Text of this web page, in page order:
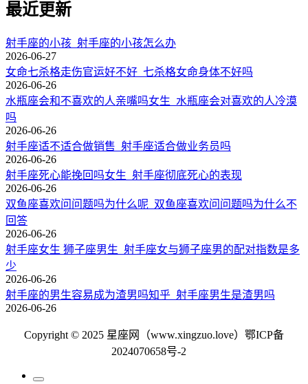
最近更新
射手座的小孩_射手座的小孩怎么办
2026-06-27
女命七杀格走伤官运好不好_七杀格女命身体不好吗
2026-06-26
水瓶座会和不喜欢的人亲嘴吗女生_水瓶座会对喜欢的人冷漠
吗
2026-06-26
射手座适不适合做销售_射手座适合做业务员吗
2026-06-26
射手座死心能挽回吗女生_射手座彻底死心的表现
2026-06-26
双鱼座喜欢问问题吗为什么呢_双鱼座喜欢问问题吗为什么不
回答
2026-06-26
射手座女生 狮子座男生_射手座女与狮子座男的配对指数是多
少
2026-06-26
射手座的男生容易成为渣男吗知乎_射手座男生是渣男吗
2026-06-26
Copyright © 2025 星座网（www.xingzuo.love） 鄂ICP备
2024070658号-2